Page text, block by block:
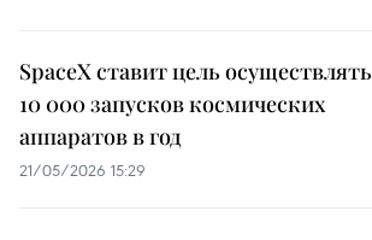
SpaceX ставит цель осуществлять
10 000 запусков космических
аппаратов в год
21/05/2026 15:29